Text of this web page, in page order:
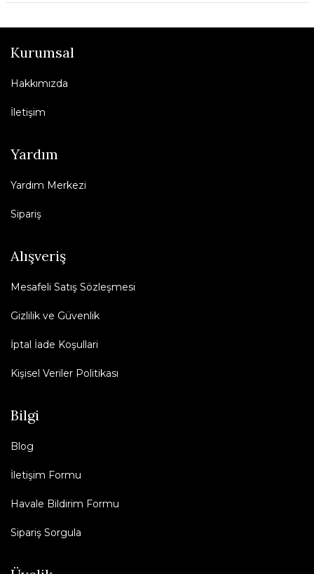
Kurumsal
Hakkımızda
İletişim
Yardım
Yardım Merkezi
Sipariş
Alışveriş
Mesafeli Satış Sözleşmesi
Gizlilik ve Güvenlik
İptal İade Koşullari
Kişisel Veriler Politikası
Bilgi
Blog
İletişim Formu
Havale Bildirim Formu
Sipariş Sorgula